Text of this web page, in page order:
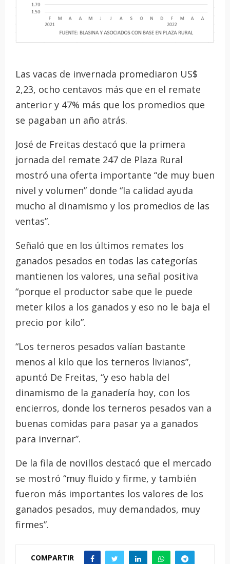
Las vacas de invernada promediaron US$
2,23, ocho centavos más que en el remate
anterior y 47% más que los promedios que
se pagaban un año atrás.
José de Freitas destacó que la primera
jornada del remate 247 de Plaza Rural
mostró una oferta importante “de muy buen
nivel y volumen” donde “la calidad ayuda
mucho al dinamismo y los promedios de las
ventas”.
Señaló que en los últimos remates los
ganados pesados en todas las categorías
mantienen los valores, una señal positiva
“porque el productor sabe que le puede
meter kilos a los ganados y eso no le baja el
precio por kilo”.
“Los terneros pesados valían bastante
menos al kilo que los terneros livianos”,
apuntó De Freitas, “y eso habla del
dinamismo de la ganadería hoy, con los
encierros, donde los terneros pesados van a
buenas comidas para pasar ya a ganados
para invernar”.
De la fila de novillos destacó que el mercado
se mostró “muy fluido y firme, y también
fueron más importantes los valores de los
ganados pesados, muy demandados, muy
firmes”.
COMPARTIR